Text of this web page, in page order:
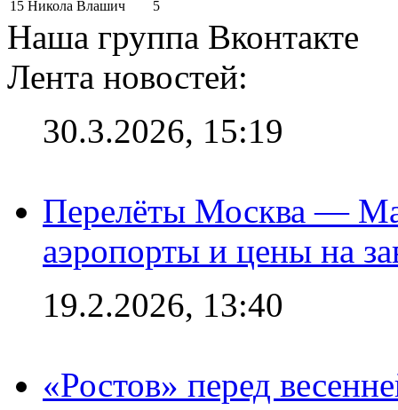
15 Никола Влашич 5
Наша группа Вконтакте
Лента новостей:
30.3.2026, 15:19
Перелёты Москва —
аэропорты и цены на
19.2.2026, 13:40
«Ростов» перед